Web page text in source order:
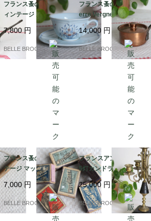
フランス蚤の市 希少 ヴ
ィンテージ ポルニック
陶器 カップ＆ソーサー
/ Cottage（コテージ）
シリーズ 手書きのバス
ケット花柄｜フランス
発送（到着まで2-3週
7,800円
BELLE BROCANTE
フランス蚤の市 希少 Pi
erre Vergnes Durfort
蓋付き 銅のソースパン
10cm｜フランス発送
（到着まで2-3週間）
14,000 円
BELLE BROCANTE
フランス蚤の市 ヴィン
テージ マッチ箱 6個セ
ット ドイツ・ベルギー
製 1920-50年代 アンテ
ィーク 蚤の市｜フラン
ス発送（到着まで2-3週
7,000円
BELLE BROCANTE
フランスアンティーク
5灯カンドラブラ 燭台
ナポレオン3世様式 真
鍮装飾 19世紀後半｜フ
ランス発送（到着まで2
-3週間）
25,000 円
BELLE BROCANTE